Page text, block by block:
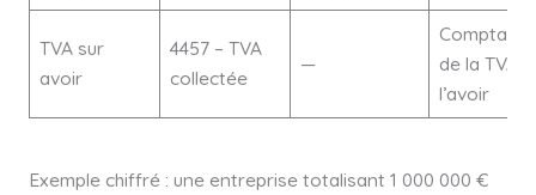
TVA sur
avoir
4457 – TVA
collectée
—
de la TVA
l’avoir
Exemple chiffré : une entreprise totalisant 1 000 000 €